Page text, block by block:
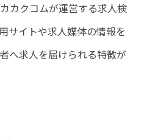
カクコムが運営する求人検
サイトや求人媒体の情報を
へ求人を届けられる特徴が